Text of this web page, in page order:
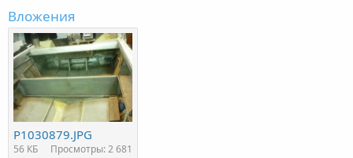
Вложения
P1030879.JPG
56 КБ Просмотры: 2 681